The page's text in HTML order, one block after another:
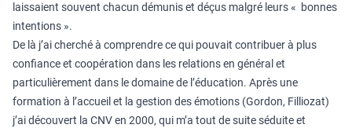
laissaient souvent chacun démunis et déçus malgré leurs « bonnes
intentions ».
De là j’ai cherché à comprendre ce qui pouvait contribuer à plus
confiance et coopération dans les relations en général et
particulièrement dans le domaine de l’éducation. Après une
formation à l’accueil et la gestion des émotions (Gordon, Filliozat)
j’ai découvert la CNV en 2000, qui m’a tout de suite séduite et